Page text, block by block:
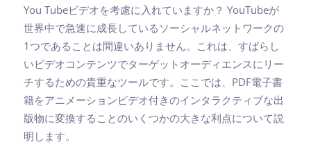
You Tubeビデオを考慮に入れていますか？ YouTubeが
世界中で急速に成長しているソーシャルネットワークの
1つであることは間違いありません。これは、すばらし
いビデオコンテンツでターゲットオーディエンスにリー
チするための貴重なツールです。ここでは、PDF電子書
籍をアニメーションビデオ付きのインタラクティブな出
版物に変換することのいくつかの大きな利点について説
明します。